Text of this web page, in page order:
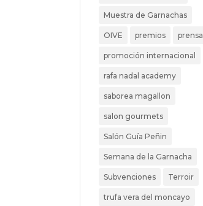
Muestra de Garnachas
OIVE premios prensa
promoción internacional
rafa nadal academy
saborea magallon
salon gourmets
Salón Guía Peñin
Semana de la Garnacha
Subvenciones Terroir
trufa vera del moncayo